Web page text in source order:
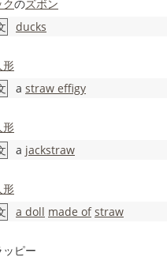
クのズボン
ducks
形
a straw effigy
形
a jackstraw
形
a doll made of straw
ッピー